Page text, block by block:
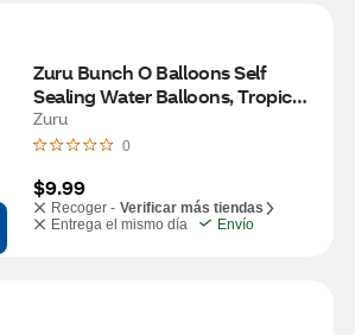
Zuru Bunch O Balloons Self
Sealing Water Balloons, Tropical
Party, 100 ct
Zuru
0
$9.99
Recoger - Verificar más tiendas
Entrega el mismo día
Envío